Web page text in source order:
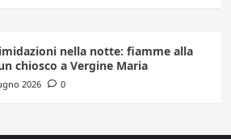
nella notte: fiamme alla
chiosco a Vergine Maria
2026 0